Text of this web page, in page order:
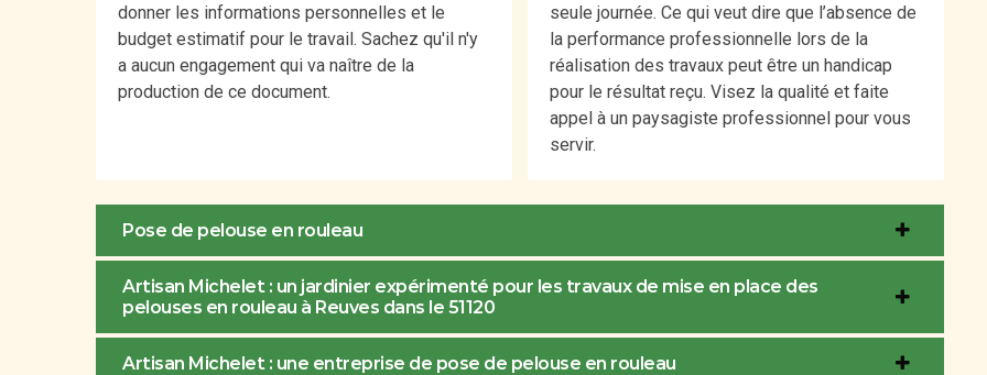
donner les informations personnelles et le
budget estimatif pour le travail. Sachez qu'il n'y
a aucun engagement qui va naître de la
production de ce document.
seule journée. Ce qui veut dire que l’absence de
la performance professionnelle lors de la
réalisation des travaux peut être un handicap
pour le résultat reçu. Visez la qualité et faite
appel à un paysagiste professionnel pour vous
servir.
Pose de pelouse en rouleau
Artisan Michelet : un jardinier expérimenté pour les travaux de mise en place des
pelouses en rouleau à Reuves dans le 51120
Artisan Michelet : une entreprise de pose de pelouse en rouleau